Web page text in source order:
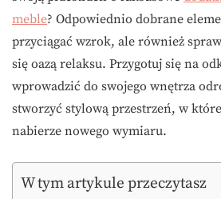
meble? Odpowiednio dobrane
przyciągać wzrok, ale również
się oazą relaksu. Przygotuj się na
wprowadzić do swojego wnętrza
stworzyć stylową przestrzeń, w
nabierze nowego wymiaru.
W tym artykule przeczytasz